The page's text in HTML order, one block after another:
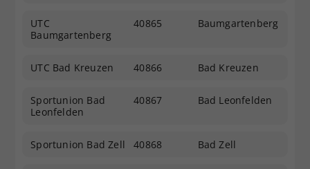
UTC
Baumgartenberg
40865 Baumgartenberg
UTC Bad Kreuzen 40866 Bad Kreuzen
Sportunion Bad
Leonfelden
40867 Bad Leonfelden
Sportunion Bad Zell 40868 Bad Zell